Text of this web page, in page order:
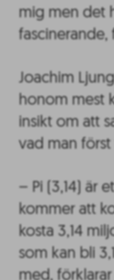
mig men det
fascinerande,
Joachim
honom mest
insikt om att
vad man först
– Pi (3,14) är
kommer att
kosta 3,14
som kan bli
med,